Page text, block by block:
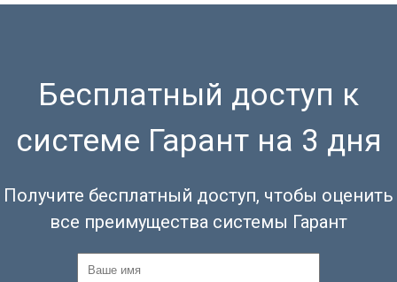
Бесплатный доступ к
системе Гарант на 3 дня
Получите бесплатный доступ, чтобы оценить
все преимущества системы Гарант